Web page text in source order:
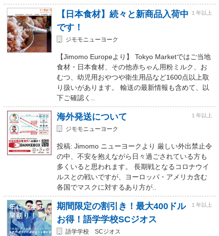
【日本食材】続々と新商品入荷中
です！
１年以上
ジモモニューヨーク
【Jimomo Europeより】 Tokyo Marketではご当地
食材・日本食材、その他赤ちゃん用粉ミルク、お
むつ、幼児用おやつや衛生用品など1600点以上取
り扱いがあります。 輸送の最新情報も含めて、以
下ご確認く..
海外発送について １年以上
ジモモニューヨーク
投稿: Jimomo ニューヨークより 厳しい外出禁止令
の中、不安を抱えながら日々過ごされている方も
多くいると思われます。 長期戦となるコロナウイ
ルスとの戦いですが、ヨーロッパ・アメリカ含む
各国でマスクに対するあり方が..
期間限定の割引き！最大400ドル
お得！語学学校SCジオス
１年以上
語学学校 SCジオス